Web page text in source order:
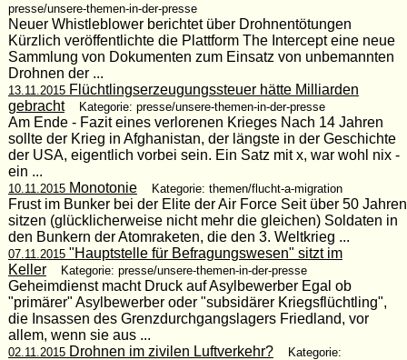
presse/unsere-themen-in-der-presse
Neuer Whistleblower berichtet über Drohnentötungen
Kürzlich veröffentlichte die Plattform The Intercept eine neue
Sammlung von Dokumenten zum Einsatz von unbemannten
Drohnen der ...
13.11.2015Flüchtlingserzeugungssteuer hätte Milliarden
gebracht
Kategorie: presse/unsere-themen-in-der-presse
Am Ende - Fazit eines verlorenen Krieges Nach 14 Jahren
sollte der Krieg in Afghanistan, der längste in der Geschichte
der USA, eigentlich vorbei sein. Ein Satz mit x, war wohl nix -
ein ...
10.11.2015Monotonie Kategorie: themen/flucht-a-migration
Frust im Bunker bei der Elite der Air Force Seit über 50 Jahren
sitzen (glücklicherweise nicht mehr die gleichen) Soldaten in
den Bunkern der Atomraketen, die den 3. Weltkrieg ...
07.11.2015"Hauptstelle für Befragungswesen" sitzt im
Keller
Kategorie: presse/unsere-themen-in-der-presse
Geheimdienst macht Druck auf Asylbewerber Egal ob
"primärer" Asylbewerber oder "subsidärer Kriegsflüchtling",
die Insassen des Grenzdurchgangslagers Friedland, vor
allem, wenn sie aus ...
02.11.2015Drohnen im zivilen Luftverkehr? Kategorie: